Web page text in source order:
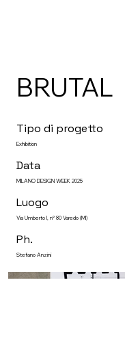
BRUTAL
Tipo di progetto
Exhibition
Data
MILANO DESIGN WEEK 2025
Luogo
Via Umberto I, n° 80 Varedo (MI)
Ph.
Stefano Anzini